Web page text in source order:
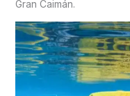
Gran Caimán.